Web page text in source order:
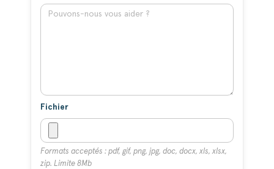
Fichier
Formats acceptés : pdf, gif, png, jpg, doc, docx, xls, xlsx,
zip. Limite 8Mb